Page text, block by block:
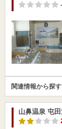
関連情報から探す
山鼻温泉 屯